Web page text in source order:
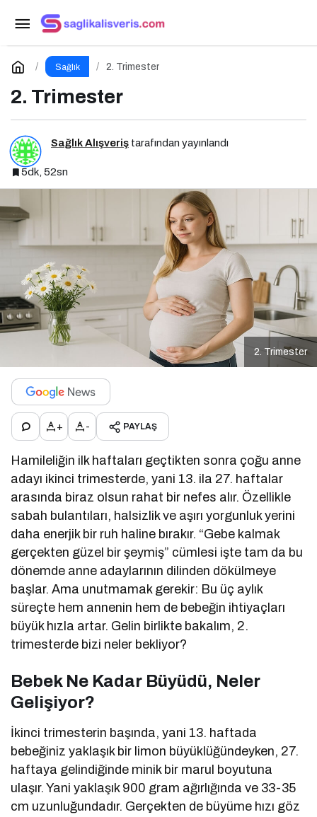
Sağlık 2. Trimester
2. Trimester
Sağlık Alışveriş tarafından yayınlandı
5dk, 52sn
2. Trimester
+ - PAYLAŞ
Hamileliğin ilk haftaları geçtikten sonra çoğu anne
adayı ikinci trimesterde, yani 13. ila 27. haftalar
arasında biraz olsun rahat bir nefes alır. Özellikle
sabah bulantıları, halsizlik ve aşırı yorgunluk yerini
daha enerjik bir ruh haline bırakır. “Gebe kalmak
gerçekten güzel bir şeymiş” cümlesi işte tam da bu
dönemde anne adaylarının dilinden dökülmeye
başlar. Ama unutmamak gerekir: Bu üç aylık
süreçte hem annenin hem de bebeğin ihtiyaçları
büyük hızla artar. Gelin birlikte bakalım, 2.
trimesterde bizi neler bekliyor?
Bebek Ne Kadar Büyüdü, Neler
Gelişiyor?
İkinci trimesterin başında, yani 13. haftada
bebeğiniz yaklaşık bir limon büyüklüğündeyken, 27.
haftaya gelindiğinde minik bir marul boyutuna
ulaşır. Yani yaklaşık 900 gram ağırlığında ve 33-35
cm uzunluğundadır. Gerçekten de büyüme hızı göz
1. Trimester (Gebeliğin İlk Üç Ayı)
Yorum Yap